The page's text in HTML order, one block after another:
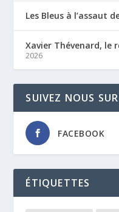
Les Bleus à l’assaut
Xavier Thévenard, le
2026
SUIVEZ NOUS SUR
FACEBOOK
ÉTIQUETTES